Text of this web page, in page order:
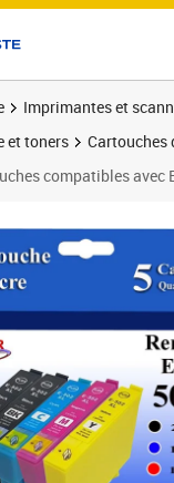
Imprimantes et
et toners
Cartouches
compatibles avec